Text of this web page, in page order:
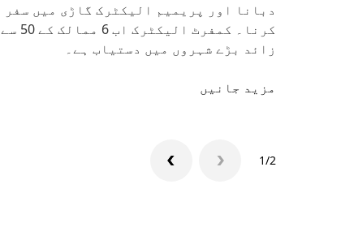
دبانا اور پریمیم الیکٹرک گاڑی میں سفر
کرنا۔ کمفرٹ الیکٹرک اب 6 ممالک کے 50 سے
زائد بڑے شہروں میں دستیاب ہے۔
مزید جانیں
1/2